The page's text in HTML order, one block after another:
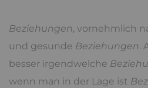
Beziehungen, vornehmlich
und gesunde Beziehungen.
besser irgendwelche
wenn man in der Lage ist